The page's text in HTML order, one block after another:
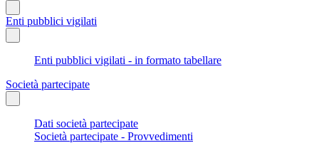
Enti pubblici vigilati
Enti pubblici vigilati - in formato tabellare
Società partecipate
Dati società partecipate
Società partecipate - Provvedimenti